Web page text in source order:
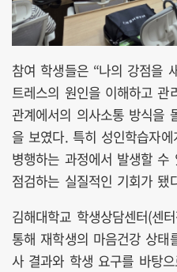
참여 학생들은 “나의 강점을
트레스의 원인을 이해하고 관
관계에서의 의사소통 방식을
을 보였다. 특히 성인학습자
병행하는 과정에서 발생할
점검하는 실질적인 기회가 됐
김해대학교 학생상담센터(센
통해 재학생의 마음건강 상
사 결과와 학생 요구를 바탕